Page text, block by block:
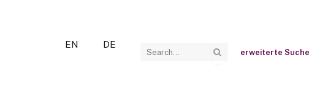
EN DE
erweiterte Suche